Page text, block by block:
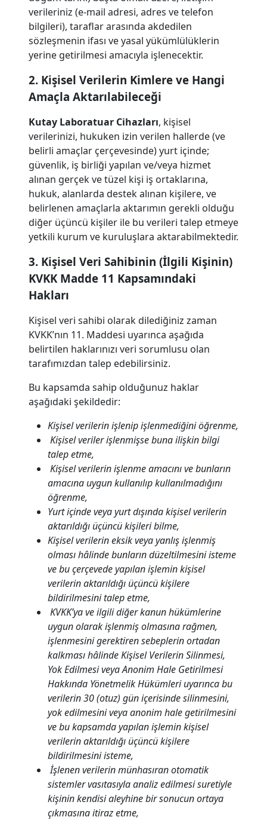
verileriniz (e-mail adresi, adres ve telefon
bilgileri), taraflar arasında akdedilen
sözleşmenin ifası ve yasal yükümlülüklerin
yerine getirilmesi amacıyla işlenecektir.
2. Kişisel Verilerin Kimlere ve Hangi
Amaçla Aktarılabileceği
Kutay Laboratuar Cihazları, kişisel
verilerinizi, hukuken izin verilen hallerde (ve
belirli amaçlar çerçevesinde) yurt içinde;
güvenlik, iş birliği yapılan ve/veya hizmet
alınan gerçek ve tüzel kişi iş ortaklarına,
hukuk, alanlarda destek alınan kişilere, ve
belirlenen amaçlarla aktarımın gerekli olduğu
diğer üçüncü kişiler ile bu verileri talep etmeye
yetkili kurum ve kuruluşlara aktarabilmektedir.
3. Kişisel Veri Sahibinin (İlgili Kişinin)
KVKK Madde 11 Kapsamındaki
Hakları
Kişisel veri sahibi olarak dilediğiniz zaman
KVKK’nın 11. Maddesi uyarınca aşağıda
belirtilen haklarınızı veri sorumlusu olan
tarafımızdan talep edebilirsiniz.
Bu kapsamda sahip olduğunuz haklar
aşağıdaki şekildedir:
Kişisel verilerin işlenip işlenmediğini öğrenme,
Kişisel veriler işlenmişse buna ilişkin bilgi
talep etme,
Kişisel verilerin işlenme amacını ve bunların
amacına uygun kullanılıp kullanılmadığını
öğrenme,
Yurt içinde veya yurt dışında kişisel verilerin
aktarıldığı üçüncü kişileri bilme,
Kişisel verilerin eksik veya yanlış işlenmiş
olması hâlinde bunların düzeltilmesini isteme
ve bu çerçevede yapılan işlemin kişisel
verilerin aktarıldığı üçüncü kişilere
bildirilmesini talep etme,
KVKK’ya ve ilgili diğer kanun hükümlerine
uygun olarak işlenmiş olmasına rağmen,
işlenmesini gerektiren sebeplerin ortadan
kalkması hâlinde Kişisel Verilerin Silinmesi,
Yok Edilmesi veya Anonim Hale Getirilmesi
Hakkında Yönetmelik Hükümleri uyarınca bu
verilerin 30 (otuz) gün içerisinde silinmesini,
yok edilmesini veya anonim hale getirilmesini
ve bu kapsamda yapılan işlemin kişisel
verilerin aktarıldığı üçüncü kişilere
bildirilmesini isteme,
İşlenen verilerin münhasıran otomatik
sistemler vasıtasıyla analiz edilmesi suretiyle
kişinin kendisi aleyhine bir sonucun ortaya
çıkmasına itiraz etme,